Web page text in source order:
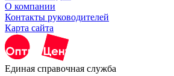
О компании
Контакты руководителей
Карта сайта
Единая справочная служба